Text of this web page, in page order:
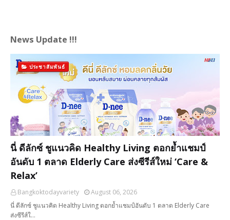
News Update !!!
ประชาสัมพันธ์
นี่ ดีลักซ์ ชูแนวคิด Healthy Living ตอกย้ำแชมป์
อันดับ 1 ตลาด Elderly Care ส่งซีรีส์ใหม่ ‘Care &
Relax’
Bangkoktodayvariety
August 06, 2026
นี่ ดีลักซ์ ชูแนวคิด Healthy Living ตอกย้ำแชมป์อันดับ 1 ตลาด Elderly Care
ส่งซีรีส์ใ…